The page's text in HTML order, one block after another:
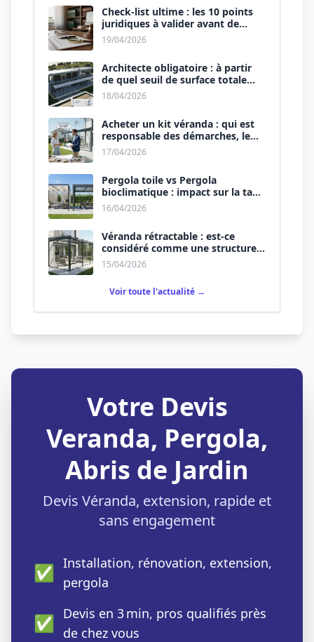
Check-list ultime : les 10 points
juridiques à valider avant de
signer le devis.
19/04/2026
Architecte obligatoire : à partir
de quel seuil de surface totale
(Maison + Véranda) ?
18/04/2026
Acheter un kit véranda : qui est
responsable des démarches, le
vendeur ou vous ?
17/04/2026
Pergola toile vs Pergola
bioclimatique : impact sur la taxe
d’aménagement.
16/04/2026
Véranda rétractable : est-ce
considéré comme une structure
permanente ?
15/04/2026
Voir toute l'actualité →
Votre Devis
Veranda, Pergola,
Abris de Jardin
Devis Véranda, extension, rapide et
sans engagement
✅ Installation, rénovation, extension,
pergola
✅ Devis en 3 min, pros qualifiés près
de chez vous